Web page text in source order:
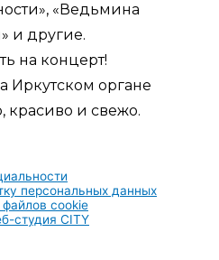
«Ведьмина
и другие.
на концерт!
Иркутском органе
красиво и свежо.
персональных данных
файлов cookie
студия CITY